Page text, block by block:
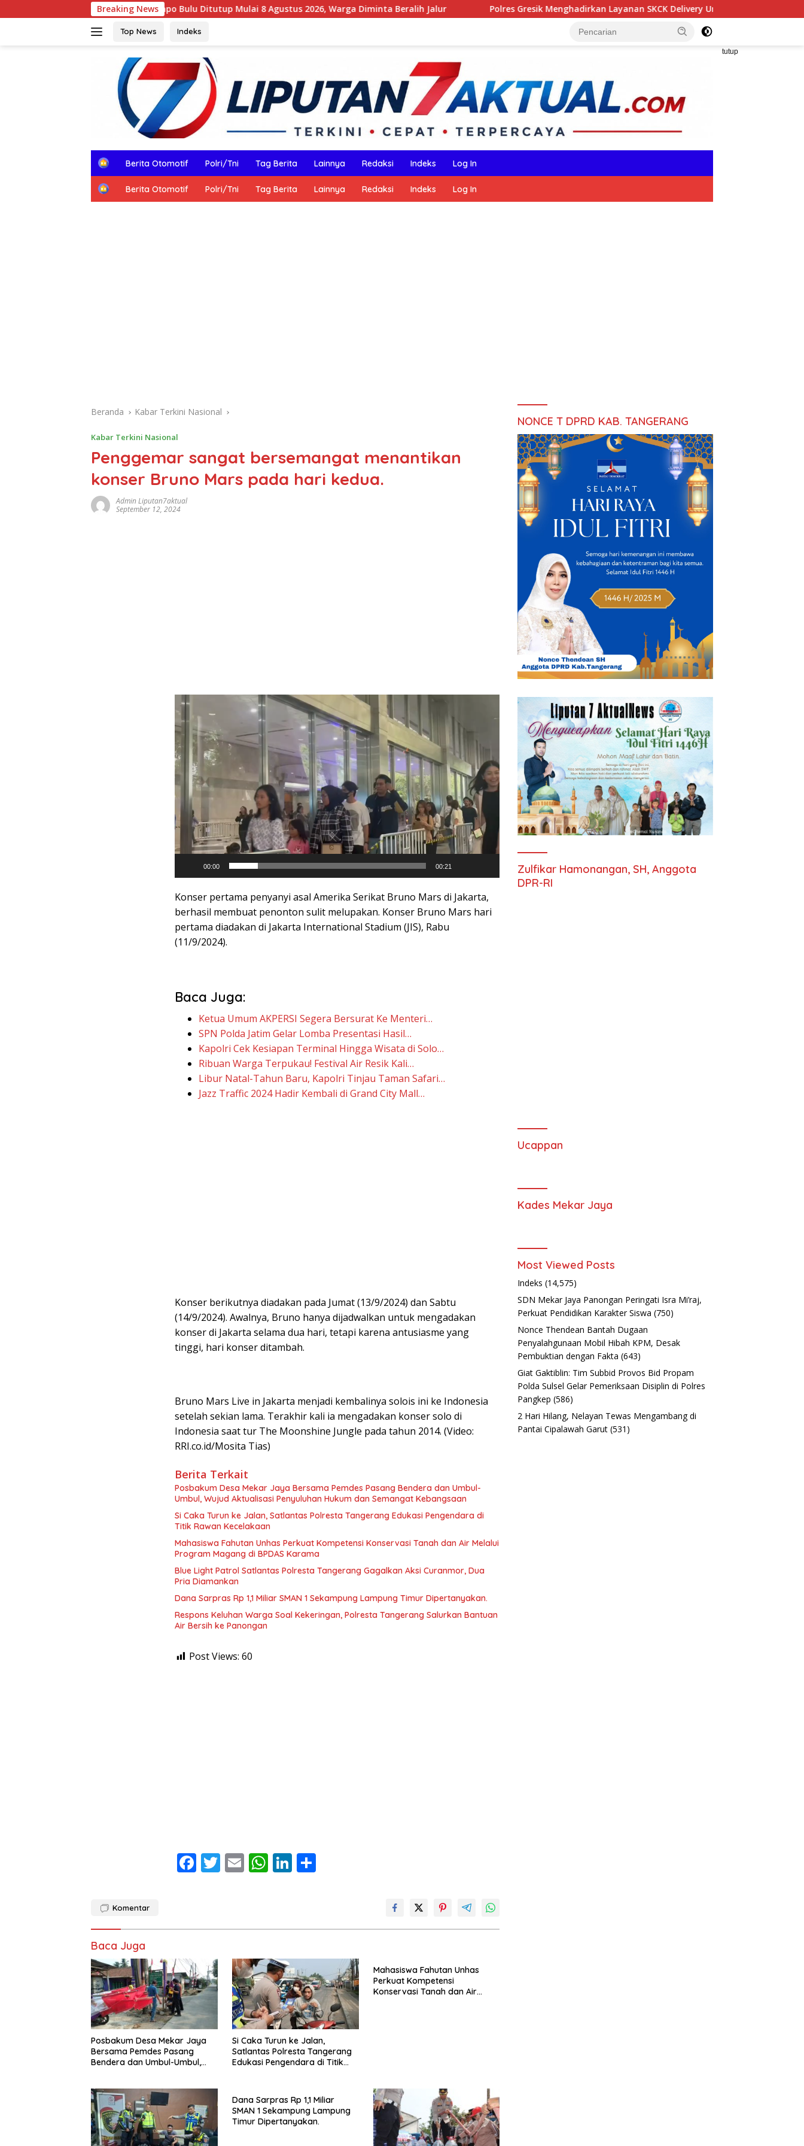
ke
Breaking News
Jalan Poros Tompo Bulu Ditutup Mulai 8 Agustus 2026, Warga Diminta Beralih Jalur Polres Gresik Menghadirkan Layanan SKCK Delivery Untuk mempermudah Masyarakat
Top News Indeks
tutup
H
m
e
Berita Otomotif Polri/Tni Tag Berita Lainnya Redaksi Indeks Log In
H
Berita Otomotif Polri/Tni Tag Berita Lainnya Redaksi Indeks Log In
Beranda Kabar Terkini Nasional
Kabar Terkini Nasional
Penggemar sangat bersemangat menantikan
konser Bruno Mars pada hari kedua.
Admin Liputan7aktual
September 12, 2024
Pemutar
Video
00:00 00:21
Konser pertama penyanyi asal Amerika Serikat Bruno Mars di Jakarta,
berhasil membuat penonton sulit melupakan. Konser Bruno Mars hari
pertama diadakan di Jakarta International Stadium (JIS), Rabu
(11/9/2024).
Baca Juga:
Ketua Umum AKPERSI Segera Bersurat Ke Menteri…
SPN Polda Jatim Gelar Lomba Presentasi Hasil…
Kapolri Cek Kesiapan Terminal Hingga Wisata di Solo…
Ribuan Warga Terpukau! Festival Air Resik Kali…
Libur Natal-Tahun Baru, Kapolri Tinjau Taman Safari…
Jazz Traffic 2024 Hadir Kembali di Grand City Mall…
Konser berikutnya diadakan pada Jumat (13/9/2024) dan Sabtu
(14/9/2024). Awalnya, Bruno hanya dijadwalkan untuk mengadakan
konser di Jakarta selama dua hari, tetapi karena antusiasme yang
tinggi, hari konser ditambah.
Bruno Mars Live in Jakarta menjadi kembalinya solois ini ke Indonesia
setelah sekian lama. Terakhir kali ia mengadakan konser solo di
Indonesia saat tur The Moonshine Jungle pada tahun 2014. (Video:
RRI.co.id/Mosita Tias)
Berita Terkait
Posbakum Desa Mekar Jaya Bersama Pemdes Pasang Bendera dan Umbul-
Umbul, Wujud Aktualisasi Penyuluhan Hukum dan Semangat Kebangsaan
Si Caka Turun ke Jalan, Satlantas Polresta Tangerang Edukasi Pengendara di
Titik Rawan Kecelakaan
Mahasiswa Fahutan Unhas Perkuat Kompetensi Konservasi Tanah dan Air Melalui
Program Magang di BPDAS Karama
Blue Light Patrol Satlantas Polresta Tangerang Gagalkan Aksi Curanmor, Dua
Dana Sarpras Rp 1,1 Miliar SMAN 1 Sekampung Lampung Timur Dipertanyakan.
Respons Keluhan Warga Soal Kekeringan, Polresta Tangerang Salurkan Bantuan
Air Bersih ke Panongan
Post Views: 60
F
o
k
T E W
p
p
Li
n
Komentar
Baca Juga
Posbakum Desa Mekar Jaya
Bersama Pemdes Pasang
Bendera dan Umbul-Umbul,
Kebangsaan
Si Caka Turun ke Jalan,
Satlantas Polresta Tangerang
Edukasi Pengendara di Titik
Mahasiswa Fahutan Unhas
Perkuat Kompetensi
Konservasi Tanah dan Air
Dana Sarpras Rp 1,1 Miliar
SMAN 1 Sekampung Lampung
Timur Dipertanyakan.
NONCE T DPRD KAB. TANGERANG
Zulfikar Hamonangan, SH, Anggota
DPR-RI
Ucappan
Kades Mekar Jaya
Most Viewed Posts
Indeks (14,575)
SDN Mekar Jaya Panongan Peringati Isra Mi’raj,
Perkuat Pendidikan Karakter Siswa (750)
Nonce Thendean Bantah Dugaan
Penyalahgunaan Mobil Hibah KPM, Desak
Pembuktian dengan Fakta (643)
Giat Gaktiblin: Tim Subbid Provos Bid Propam
Polda Sulsel Gelar Pemeriksaan Disiplin di Polres
Pangkep (586)
2 Hari Hilang, Nelayan Tewas Mengambang di
Pantai Cipalawah Garut (531)